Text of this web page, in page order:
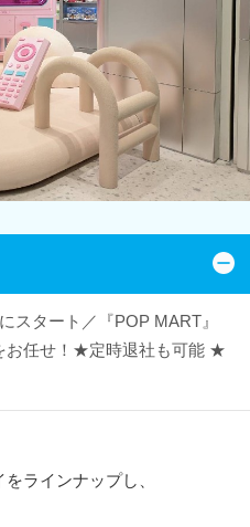
スタート／『POP MART』
お任せ！★定時退社も可能 ★
ラインナップし、